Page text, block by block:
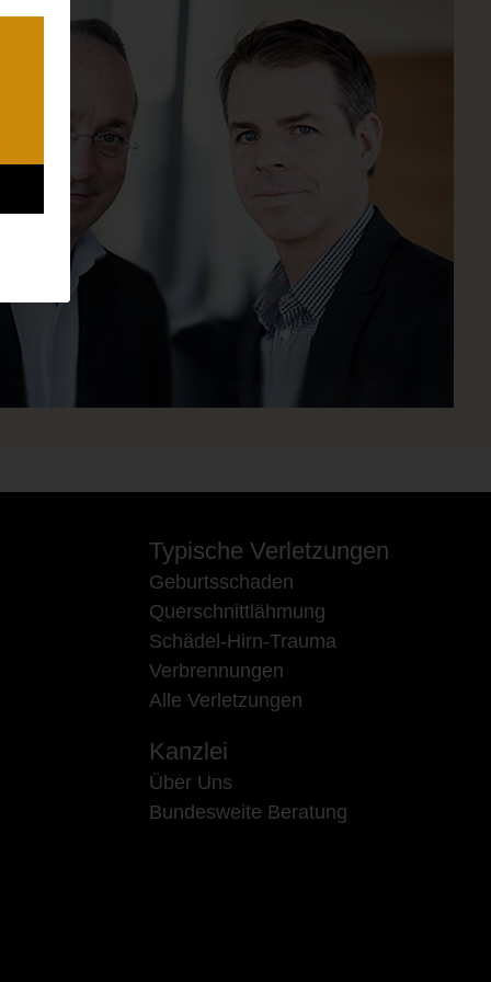
Typische Verletzungen
Geburtsschaden
Querschnittlähmung
Schädel-Hirn-Trauma
Verbrennungen
Alle Verletzungen
Kanzlei
Über Uns
Bundesweite Beratung